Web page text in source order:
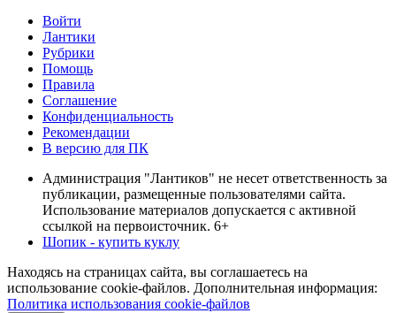
Войти
Лантики
Рубрики
Помощь
Правила
Соглашение
Конфиденциальность
Рекомендации
В версию для ПК
Администрация "Лантиков" не несет ответственность за
публикации, размещенные пользователями сайта.
Использование материалов допускается с активной
ссылкой на первоисточник. 6+
Шопик - купить куклу
Находясь на страницах сайта, вы соглашаетесь на
использование cookie-файлов. Дополнительная информация:
Политика использования cookie-файлов